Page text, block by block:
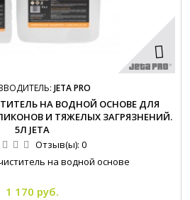
JETA PRO
НА ВОДНОЙ ОСНОВЕ ДЛЯ
И ТЯЖЕЛЫХ ЗАГРЯЗНЕНИЙ.
5Л JETA
Отзыв(ы): 0
на водной основе
1 170 руб.